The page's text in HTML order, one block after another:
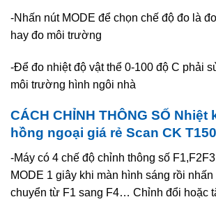
-Nhấn nút MODE để chọn chế độ đo là
hay đo môi trường
-Để đo nhiệt độ vật thể 0-100 độ C phải
môi trường hình ngôi nhà
CÁCH CHỈNH THÔNG SỐ Nhiệt
hồng ngoại giá rẻ Scan CK
-Máy có 4 chế độ chỉnh thông số
MODE 1 giây khi màn hình sáng rồi
chuyển từ F1 sang F4… Chỉnh đổi hoặc